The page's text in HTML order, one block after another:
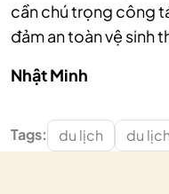
cần chú trọng công
đảm an toàn vệ sinh
Nhật Minh
Tags: du lịch du